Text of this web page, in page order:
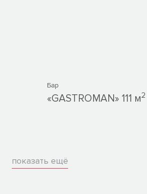
Бар
«GASTROMAN» 111 м2
показать ещё